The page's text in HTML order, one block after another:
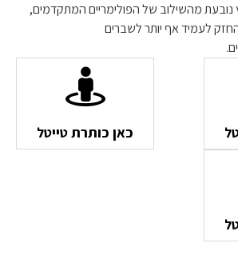
נובעת מהשילוב של הפולימריים המתקדמים,
לעמיד אף יותר לשברים
כאן כותרת טייטל